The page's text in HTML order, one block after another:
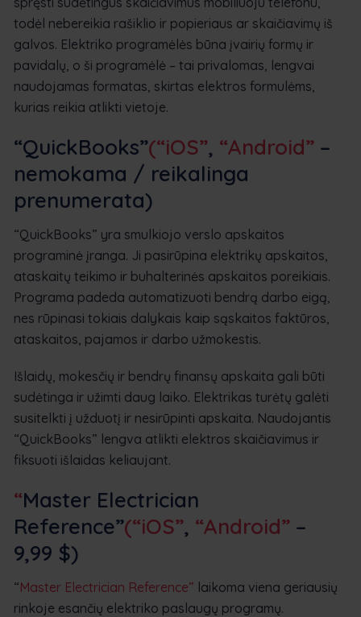
todėl nebereikia rašiklio ir popieriaus ar skaičiavimų iš
galvos. Elektriko programėlės būna įvairių formų ir
pavidalų, o ši programėlė – tai privalomas, lengvai
naudojamas formatas, skirtas elektros formulėms,
kurias reikia atlikti vietoje.
“QuickBooks”(“iOS”, “Android” –
nemokama / reikalinga
prenumerata)
“QuickBooks” yra smulkiojo verslo apskaitos
programinė įranga. Ji pasirūpina elektrikų apskaitos,
ataskaitų teikimo ir buhalterinės apskaitos poreikiais.
Programa padeda automatizuoti bendrą darbo eigą,
nes rūpinasi tokiais dalykais kaip sąskaitos faktūros,
ataskaitos, pajamos ir darbo užmokestis.
Išlaidų, mokesčių ir bendrų finansų apskaita gali būti
sudėtinga ir užimti daug laiko. Elektrikas turėtų galėti
susitelkti į užduotį ir nesirūpinti apskaita. Naudojantis
“QuickBooks” lengva atlikti elektros skaičiavimus ir
fiksuoti išlaidas keliaujant.
“Master Electrician
Reference”(“iOS”, “Android” –
9,99 $)
“Master Electrician Reference” laikoma viena geriausių
rinkoje esančių elektriko paslaugų programų.